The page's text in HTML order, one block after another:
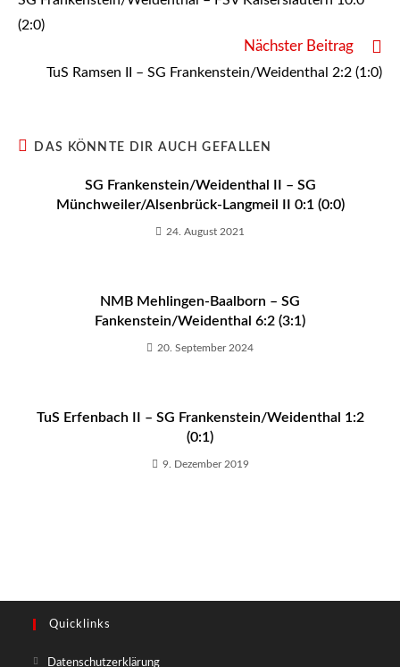
ansehen
(2:0)
Nächster Beitrag
TuS Ramsen II – SG Frankenstein/Weidenthal 2:2 (1:0)
DAS KÖNNTE DIR AUCH GEFALLEN
SG Frankenstein/Weidenthal II – SG
Münchweiler/Alsenbrück-Langmeil II 0:1 (0:0)
24. August 2021
NMB Mehlingen-Baalborn – SG
Fankenstein/Weidenthal 6:2 (3:1)
20. September 2024
TuS Erfenbach II – SG Frankenstein/Weidenthal 1:2
(0:1)
9. Dezember 2019
Quicklinks
DatenschutzerklärungOpens